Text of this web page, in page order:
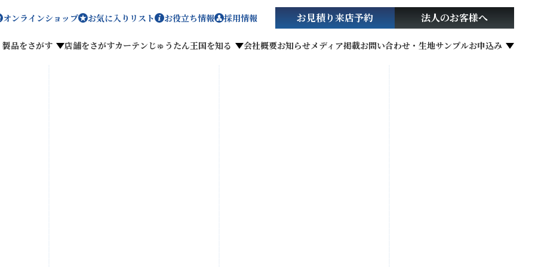
オンラインショップ お気に入りリスト お役立ち情報 採用情報
製品をさがす 店舗をさがすカーテンじゅうたん王国を知る 会社概要お知らせメディア掲載お問い合わせ・生地サンプルお申込み
お見積り来店予約 法人のお客様へ